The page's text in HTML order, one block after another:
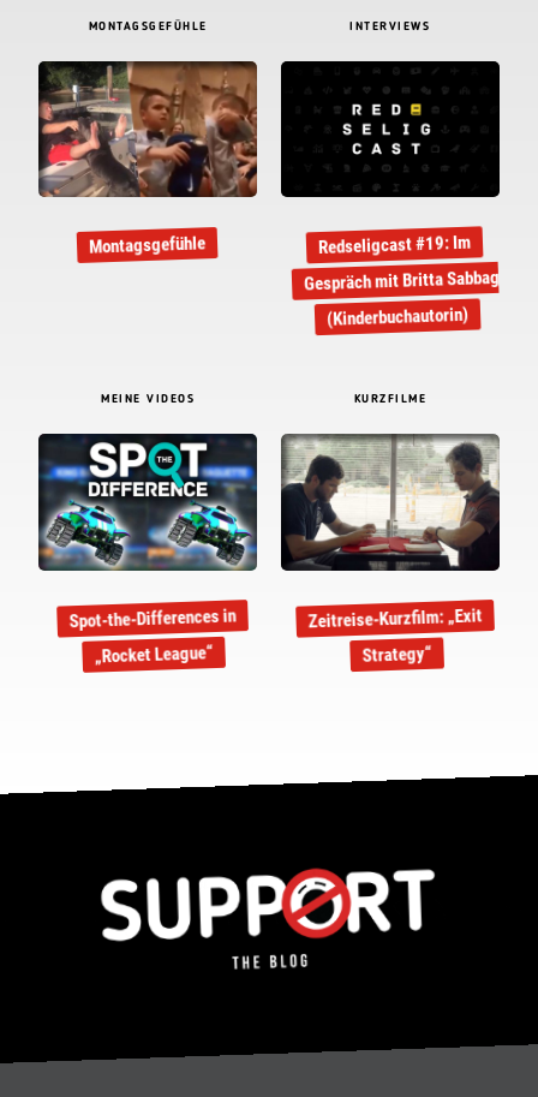
MONTAGSGEFÜHLE
Montagsgefühle
INTERVIEWS
Redseligcast #19: Im
Gespräch mit Britta Sabbag
(Kinderbuchautorin)
MEINE VIDEOS
Spot-the-Differences in
„Rocket League“
KURZFILME
Zeitreise-Kurzfilm: „Exit
Strategy“